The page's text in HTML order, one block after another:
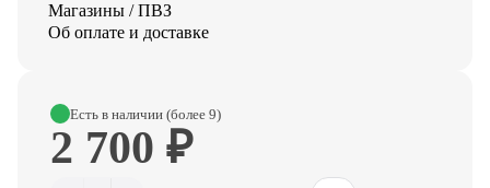
Магазины / ПВЗ
Об оплате и доставке
Есть в наличии (более 9)
2 700 ₽